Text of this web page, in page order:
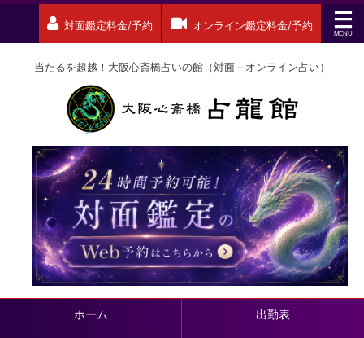
対面鑑定料金/予約 オンライン鑑定料金/予約
当たるを超越！大阪心斎橋占いの館（対面＋オンライン占い）
ホーム 出勤表